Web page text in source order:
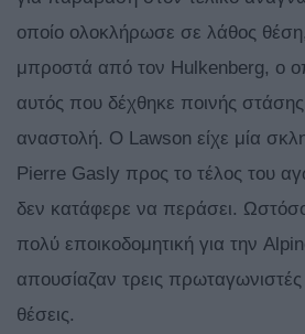
οποίο ολοκλήρωσε σε λάθος
μπροστά από τον Hulkenberg, ο
αυτός που δέχθηκε ποινής
αναστολή. Ο Lawson είχε μία
Pierre Gasly προς το τέλος του
δεν κατάφερε να περάσει.
πολύ εποικοδομητική για την
απουσίαζαν τρεις
θέσεις.